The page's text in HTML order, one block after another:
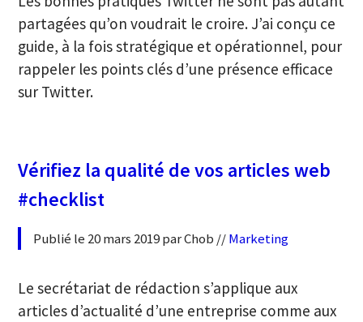
partagées qu’on voudrait le croire. J’ai conçu ce
guide, à la fois stratégique et opérationnel, pour
rappeler les points clés d’une présence efficace
sur Twitter.
Vérifiez la qualité de vos articles web
#checklist
Publié le 20 mars 2019 par Chob //Marketing
Le secrétariat de rédaction s’applique aux
articles d’actualité d’une entreprise comme aux